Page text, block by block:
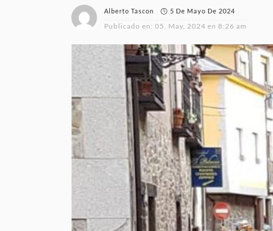
Alberto Tascon 5 De Mayo De 2024
Publicado en: 05. May, 2024 en 8:26 am